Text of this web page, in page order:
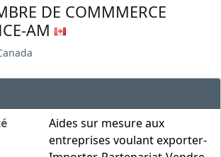
DE COMMMERCE
AM
Aides sur mesure aux
entreprises voulant exporter-